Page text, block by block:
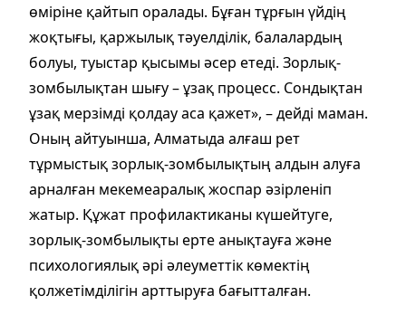
өміріне қайтып оралады. Бұған тұрғын үйдің
жоқтығы, қаржылық тәуелділік, балалардың
болуы, туыстар қысымы әсер етеді. Зорлық-
зомбылықтан шығу – ұзақ процесс. Сондықтан
ұзақ мерзімді қолдау аса қажет», – дейді маман.
Оның айтуынша, Алматыда алғаш рет
тұрмыстық зорлық-зомбылықтың алдын алуға
арналған мекемеаралық жоспар әзірленіп
жатыр. Құжат профилактиканы күшейтуге,
зорлық-зомбылықты ерте анықтауға және
психологиялық әрі әлеуметтік көмектің
қолжетімділігін арттыруға бағытталған.